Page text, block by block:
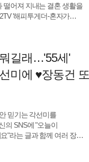
떨어져 지내는 결혼 생활을
'해피투게더-혼자가
끌었다. 그는 "케네소
고 전했다. 전공은
설명을 들은 장항준은
르치는 거냐"며 놀라워했다.
대학에 임용되면서
시작했다고 밝혔다. 그는
됐다. 방학 때마다 한국에
길래…'55세'
미에 ♥장동건 또
믿기는 각선미를
의 SNS에 "오늘이
"라는 글과 함께 여러 장의